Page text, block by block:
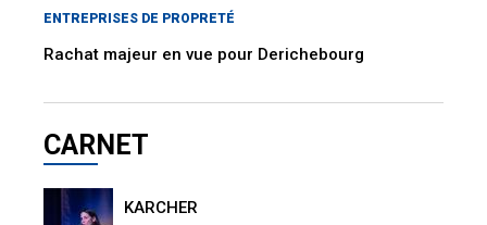
ENTREPRISES DE PROPRETÉ
Rachat majeur en vue pour Derichebourg
CARNET
KARCHER